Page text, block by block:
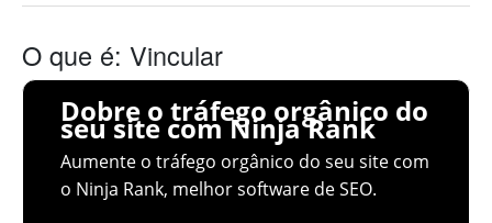
O que é: Vincular
Dobre o tráfego orgânico do
seu site com Ninja Rank
Aumente o tráfego orgânico do seu site com
o Ninja Rank, melhor software de SEO.